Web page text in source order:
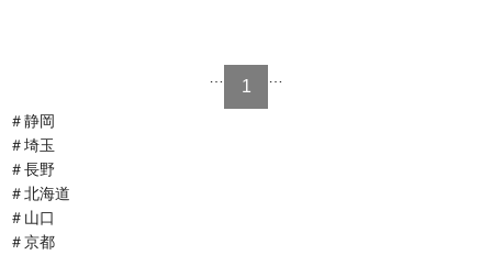
1
＃静岡
＃埼玉
＃長野
＃北海道
＃ 山口
＃京都